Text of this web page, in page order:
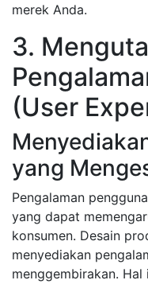
merek Anda.
3.
(User
yang
Pengalaman
yang dapat
konsumen. Desain
menyediakan
menggembirakan.